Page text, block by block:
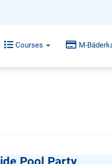
Courses M-